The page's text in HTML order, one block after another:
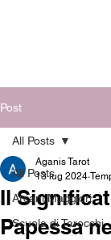
Post
All Posts
Arcani Maggiori
Scuola di Tarocchi
All Posts
Il
Papessa
Aganis Tarot
13 lug 2024